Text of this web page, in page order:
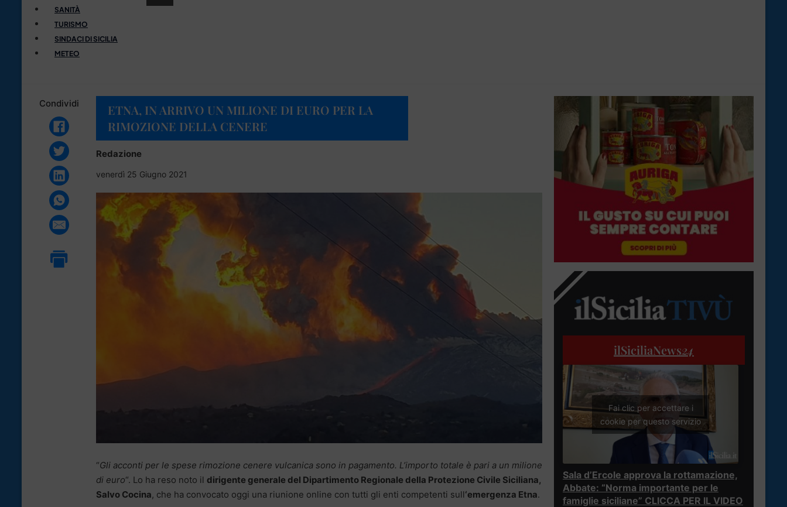
SANITÀ
TURISMO
SINDACI DI SICILIA
METEO
Condividi
ETNA, IN ARRIVO UN MILIONE DI EURO PER LA
RIMOZIONE DELLA CENERE
Redazione
venerdì 25 Giugno 2021
“Gli acconti per le spese rimozione cenere vulcanica sono in pagamento. L’importo totale è pari a un milione
di euro“. Lo ha reso noto il dirigente generale del Dipartimento Regionale della Protezione Civile Siciliana,
Salvo Cocina, che ha convocato oggi una riunione online con tutti gli enti competenti sull‘emergenza Etna.
ilSiciliaNews24
Fai clic per accettare i
cookie per questo servizio
Sala d’Ercole approva la rottamazione,
Abbate: “Norma importante per le
famiglie siciliane” CLICCA PER IL VIDEO